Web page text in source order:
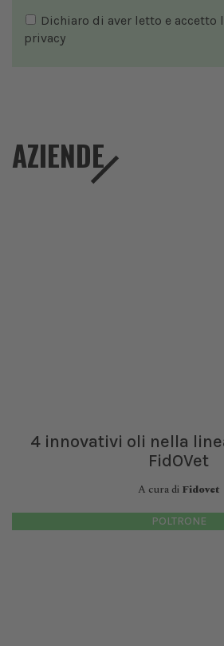
Dichiaro di aver letto e accetto
privacy
AZIENDE
4 innovativi oli nella
FidOVet
A cura di Fidovet
POLTRONE